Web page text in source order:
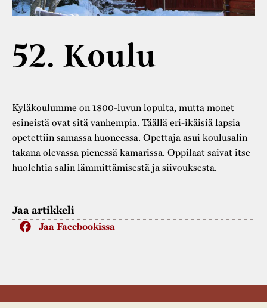
Vaellusreitti
Kestävä kehitys
Yhteystiedot
Varaa tilat
Jarl Hemmer
Rakennukset
Museokokoelmat
Käsityö
Projektit
YSTÄVÄT
Vuosikertomukset
Jaa artikkeli
Jaa Facebookissa
52. Koulu
Kyläkoulumme on 1800-luvun lopulta, mutta monet
esineistä ovat sitä vanhempia. Täällä eri-ikäisiä lapsia
opetettiin samassa huoneessa. Opettaja asui koulusalin
takana olevassa pienessä kamarissa. Oppilaat saivat itse
huolehtia salin lämmittämisestä ja siivouksesta.